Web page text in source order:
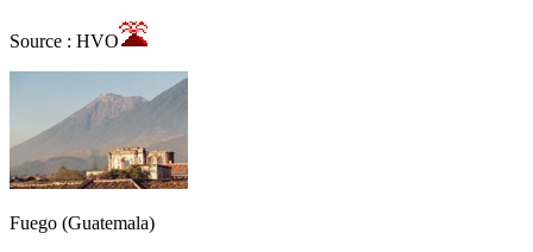
Source : HVO
Fuego (Guatemala)